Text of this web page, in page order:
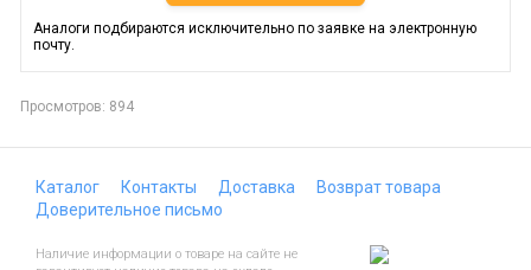
Аналоги подбираются исключительно по заявке на электронную
почту.
Просмотров: 894
Каталог Контакты Доставка
Возврат товара
Доверительное письмо
Наличие информации о товаре на сайте не